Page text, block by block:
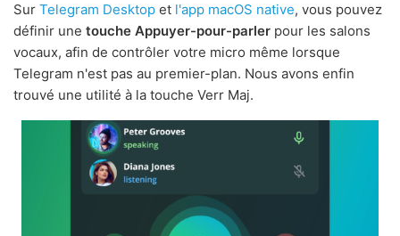
Sur Telegram Desktop et l'app macOS native, vous pouvez
définir une touche Appuyer-pour-parler pour les salons
vocaux, afin de contrôler votre micro même lorsque
Telegram n'est pas au premier-plan. Nous avons enfin
trouvé une utilité à la touche Verr Maj.